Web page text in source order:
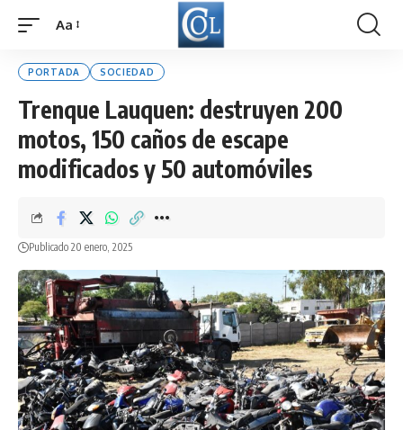
Font
Aa
PORTADA SOCIEDAD
Trenque Lauquen: destruyen 200
motos, 150 caños de escape
modificados y 50 automóviles
Publicado 20 enero, 2025